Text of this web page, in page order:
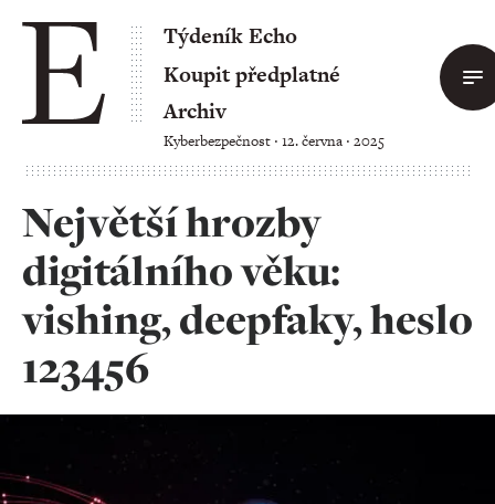
Týdeník Echo
Koupit předplatné
Archiv
Kyberbezpečnost ‧ 12. června ‧ 2025
Největší hrozby
digitálního věku:
vishing, deepfaky, heslo
123456